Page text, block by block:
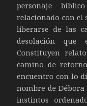
personaje
relacionado con el
liberarse de las
desolación que
Constituyen
camino de
encuentro con lo
nombre de
instintos